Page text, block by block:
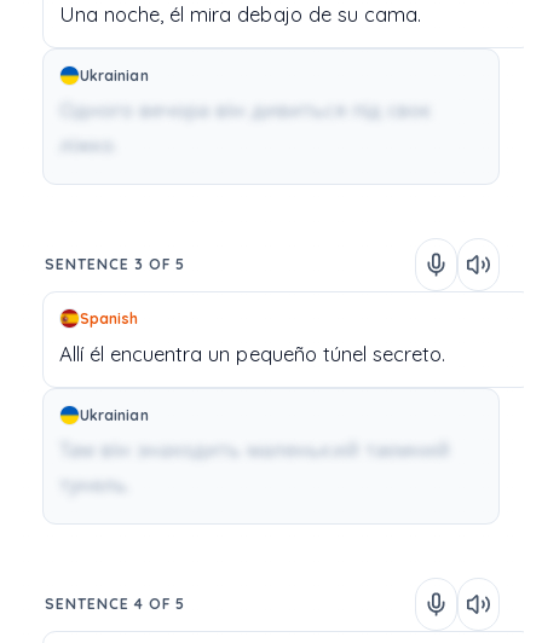
Una noche, él mira debajo de su cama.
Ukrainian
Одного вечора він дивиться під своє
ліжко.
SENTENCE 3 OF 5
Spanish
Allí él encuentra un pequeño túnel secreto.
Ukrainian
Там він знаходить маленький таємний
тунель.
SENTENCE 4 OF 5